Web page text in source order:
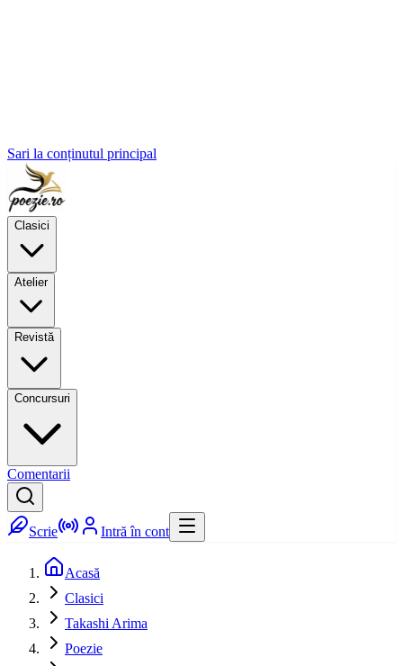
Sari la conținutul principal
Clasici
Atelier
Revistă
Concursuri
Comentarii
Scrie Intră în cont
Acasă
Clasici
Takashi Arima
Poezie